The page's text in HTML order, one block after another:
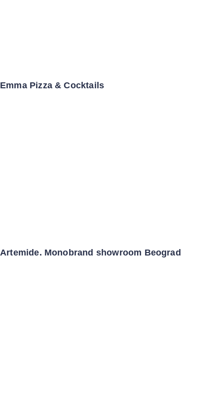
Emma Pizza & Cocktails
Artemide. Monobrand showroom Beograd